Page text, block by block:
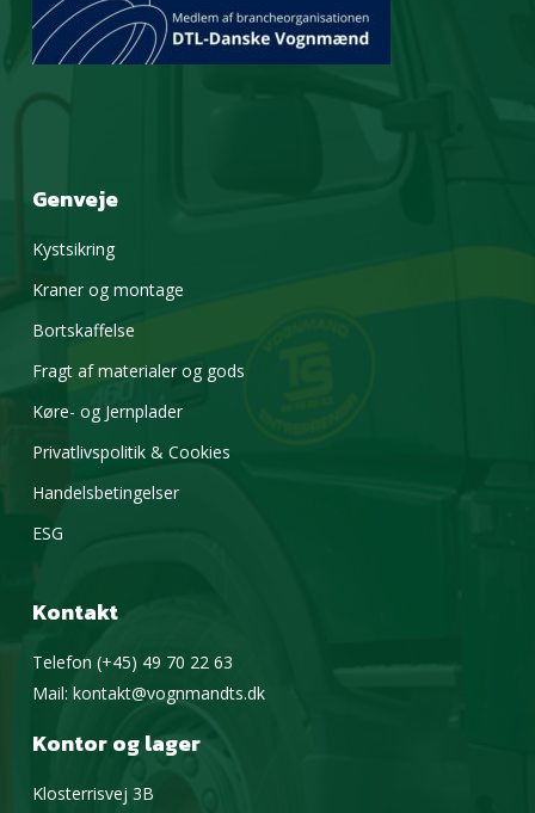
Genveje
Kystsikring
Kraner og montage
Bortskaffelse
Fragt af materialer og gods
Køre- og Jernplader
Privatlivspolitik & Cookies
Handelsbetingelser
ESG
Kontakt
Telefon (+45) 49 70 22 63
Mail: kontakt@vognmandts.dk
Kontor og lager
Klosterrisvej 3B